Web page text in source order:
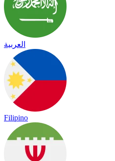
العربية
Filipino